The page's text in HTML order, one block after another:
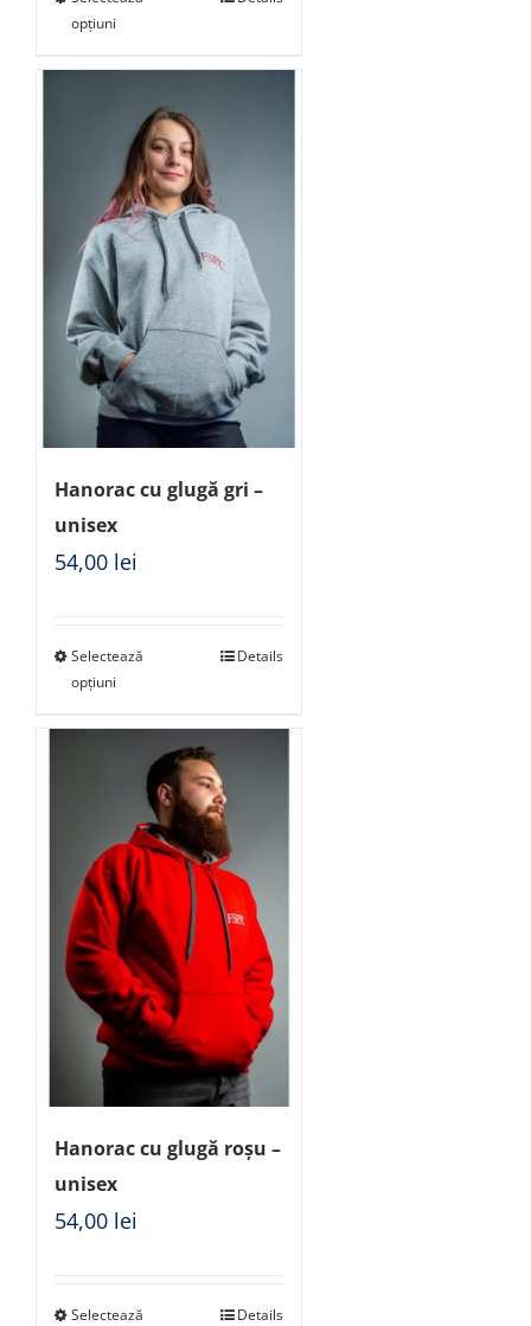
opțiuni
Hanorac cu glugă gri –
unisex
54,00 lei
Selectează
opțiuni
Details
Hanorac cu glugă roșu –
unisex
54,00 lei
Selectează
Details